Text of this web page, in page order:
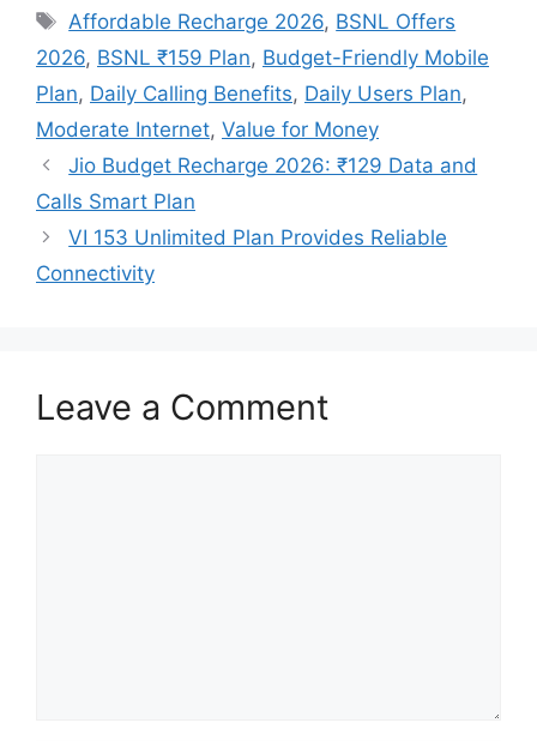
Tags
Affordable Recharge 2026, BSNL Offers
2026, BSNL ₹159 Plan, Budget-Friendly Mobile
Plan, Daily Calling Benefits, Daily Users Plan,
Moderate Internet, Value for Money
Jio Budget Recharge 2026: ₹129 Data and
Calls Smart Plan
VI 153 Unlimited Plan Provides Reliable
Connectivity
Leave a Comment